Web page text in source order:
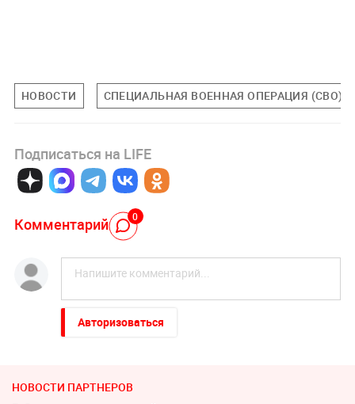
НОВОСТИ СПЕЦИАЛЬНАЯ ВОЕННАЯ ОПЕРАЦИЯ (СВО)
Подписаться на LIFE
Комментарий 0
Авторизоваться
НОВОСТИ ПАРТНЕРОВ